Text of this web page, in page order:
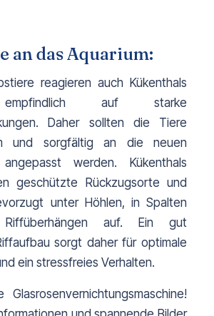
an das Aquarium:
reagieren auch Kükenthals
auf starke
Daher sollten die Tiere
und sorgfältig an die neuen
werden. Kükenthals
geschützte Rückzugsorte und
unter Höhlen, in Spalten
auf. Ein gut
sorgt daher für optimale
ein stressfreies Verhalten.
Glasrosenvernichtungsmaschine!